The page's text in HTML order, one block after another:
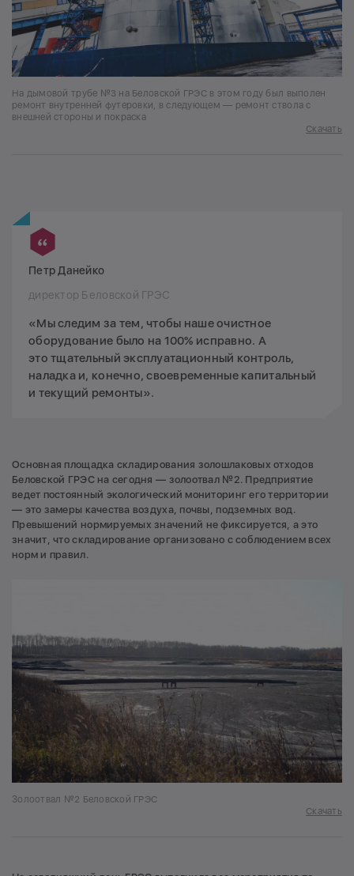
На дымовой трубе №3 на Беловской ГРЭС в этом году был выполен
ремонт внутренней футеровки, в следующем — ремонт ствола с
внешней стороны и покраска
Скачать
Петр Данейко
директор Беловской ГРЭС
«Мы следим за тем, чтобы наше очистное
оборудование было на 100% исправно. А
это тщательный эксплуатационный контроль,
наладка и, конечно, своевременные капитальный
и текущий ремонты».
Основная площадка складирования золошлаковых отходов
Беловской ГРЭС на сегодня — золоотвал №2. Предприятие
ведет постоянный экологический мониторинг его территории
— это замеры качества воздуха, почвы, подземных вод.
Превышений нормируемых значений не фиксируется, а это
значит, что складирование организовано с соблюдением всех
норм и правил.
Золоотвал №2 Беловской ГРЭС
Скачать